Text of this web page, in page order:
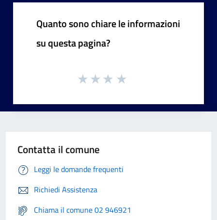
Quanto sono chiare le informazioni
su questa pagina?
Contatta il comune
Leggi le domande frequenti
Richiedi Assistenza
Chiama il comune 02 946921